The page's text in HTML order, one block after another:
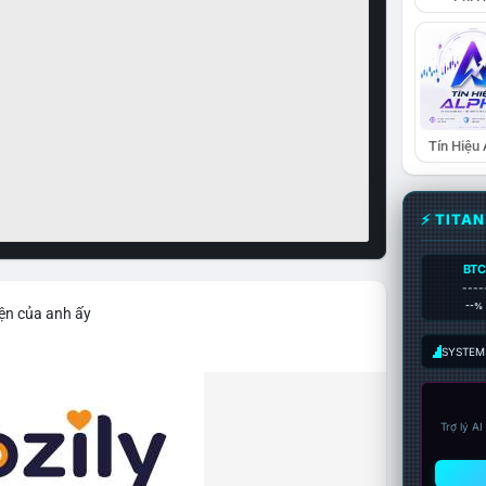
của anh ấy
Tín Hiệu
⚡
BTC
--%
Trợ lý